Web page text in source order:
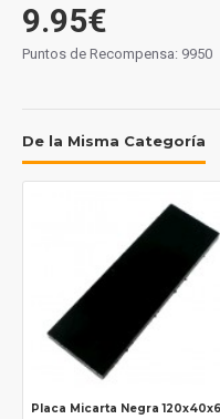
9.95€
Puntos de Recompensa: 9950
De la Misma Categoría